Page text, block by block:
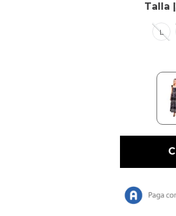
Talla |
L